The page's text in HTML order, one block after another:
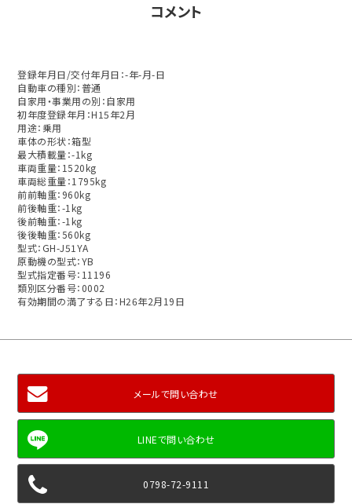
コメント
登録年月日/交付年月日：-年-月-日
自動車の種別：普通
自家用・事業用の別：自家用
初年度登録年月：H15年2月
用途：乗用
車体の形状：箱型
最大積載量：-1kg
車両重量：1520kg
車両総重量：1795kg
前前軸重：960kg
前後軸重：-1kg
後前軸重：-1kg
後後軸重：560kg
型式：GH-J51YA
原動機の型式：YB
型式指定番号：11196
類別区分番号：0002
有効期間の満了する日：H26年2月19日
メールで問い合わせ
0798-72-9111